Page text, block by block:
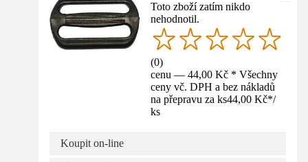
Toto zboží zatím nikdo
nehodnotil.
(0)
cenu — 44,00 Kč * Všechny
ceny vč. DPH a bez nákladů
na přepravu za ks44,00 Kč*/
ks
Koupit on-line